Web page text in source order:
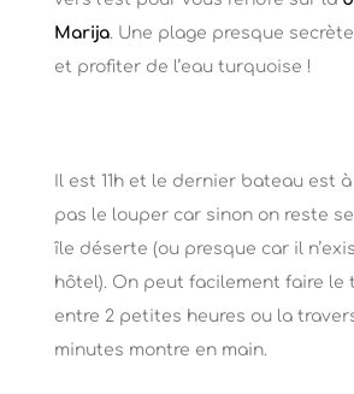
Marija. Une plage presque
et profiter de l’eau turquoise !
Il est 11h et le dernier bateau est à
pas le louper car sinon on reste
île déserte (ou presque car il
hôtel). On peut facilement faire le
entre 2 petites heures ou la
minutes montre en main.